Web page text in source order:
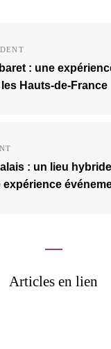
: une
Hauts-de-France
: un lieu
expérience
Articles en lien